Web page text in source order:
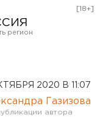
[18+]
2020 В 11:07
Газизова